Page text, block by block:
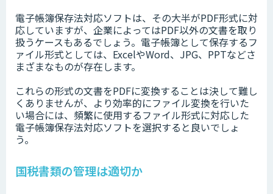
電子帳簿保存法対応ソフトは、その大半がPDF形式に対
応していますが、企業によってはPDF以外の文書を取り
扱うケースもあるでしょう。電子帳簿として保存するフ
ァイル形式としては、ExcelやWord、JPG、PPTなどさ
まざまなものが存在します。
これらの形式の文書をPDFに変換することは決して難し
くありませんが、より効率的にファイル変換を行いた
い場合には、頻繁に使用するファイル形式に対応した
電子帳簿保存法対応ソフトを選択すると良いでしょ
う。
国税書類の管理は適切か